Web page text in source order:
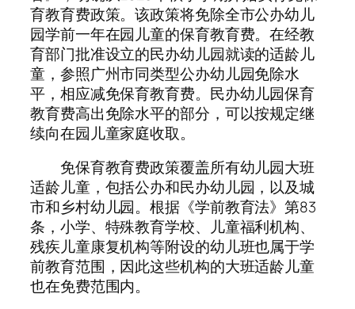
育教育费政策。该政策将免除全市公办幼儿
园学前一年在园儿童的保育教育费。在经教
育部门批准设立的民办幼儿园就读的适龄儿
童，参照广州市同类型公办幼儿园免除水
平，相应减免保育教育费。民办幼儿园保育
教育费高出免除水平的部分，可以按规定继
续向在园儿童家庭收取。
免保育教育费政策覆盖所有幼儿园大班
适龄儿童，包括公办和民办幼儿园，以及城
市和乡村幼儿园。根据《学前教育法》第83
条，小学、特殊教育学校、儿童福利机构、
残疾儿童康复机构等附设的幼儿班也属于学
前教育范围，因此这些机构的大班适龄儿童
也在免费范围内。